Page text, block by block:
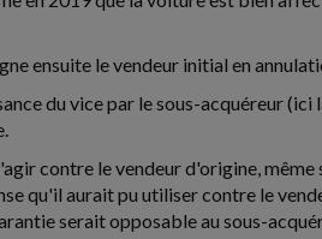
ensuite le vendeur initial en
du vice par le sous-acquéreur (ici
contre le vendeur d'origine,
qu'il aurait pu utiliser contre le
serait opposable au sous-